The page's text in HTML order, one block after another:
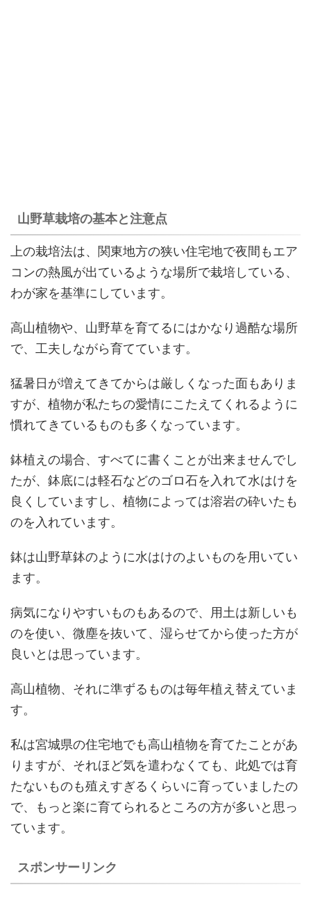
山野草栽培の基本と注意点
上の栽培法は、関東地方の狭い住宅地で夜間もエア
コンの熱風が出ているような場所で栽培している、
わが家を基準にしています。
高山植物や、山野草を育てるにはかなり過酷な場所
で、工夫しながら育てています。
猛暑日が増えてきてからは厳しくなった面もありま
すが、植物が私たちの愛情にこたえてくれるように
慣れてきているものも多くなっています。
鉢植えの場合、すべてに書くことが出来ませんでし
たが、鉢底には軽石などのゴロ石を入れて水はけを
良くしていますし、植物によっては溶岩の砕いたも
のを入れています。
鉢は山野草鉢のように水はけのよいものを用いてい
ます。
病気になりやすいものもあるので、用土は新しいも
のを使い、微塵を抜いて、湿らせてから使った方が
良いとは思っています。
高山植物、それに準ずるものは毎年植え替えていま
す。
私は宮城県の住宅地でも高山植物を育てたことがあ
りますが、それほど気を遣わなくても、此処では育
たないものも殖えすぎるくらいに育っていましたの
で、もっと楽に育てられるところの方が多いと思っ
ています。
スポンサーリンク